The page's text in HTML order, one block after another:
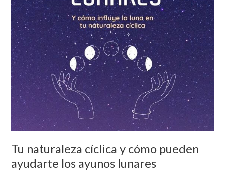
Tu naturaleza cíclica y cómo pueden
ayudarte los ayunos lunares